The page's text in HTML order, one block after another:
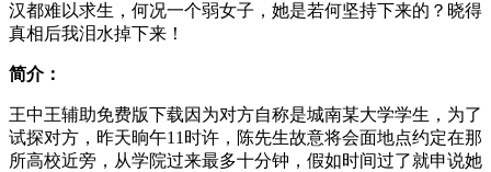
汉都难以求生，何况一个弱女子，她是若何坚持下来的？晓得
真相后我泪水掉下来！
简介：
王中王辅助免费版下载因为对方自称是城南某大学学生，为了
试探对方，昨天晌午11时许，陈先生故意将会面地点约定在那
所高校近旁，从学院过来最多十分钟，假如时间过了就申说她